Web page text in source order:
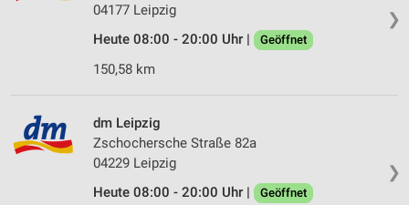
❯
04177 Leipzig
Heute 08:00 - 20:00 Uhr |
Geöffnet
150,58 km
❯
dm Leipzig
Zschochersche Straße 82a
04229 Leipzig
Heute 08:00 - 20:00 Uhr |
Geöffnet